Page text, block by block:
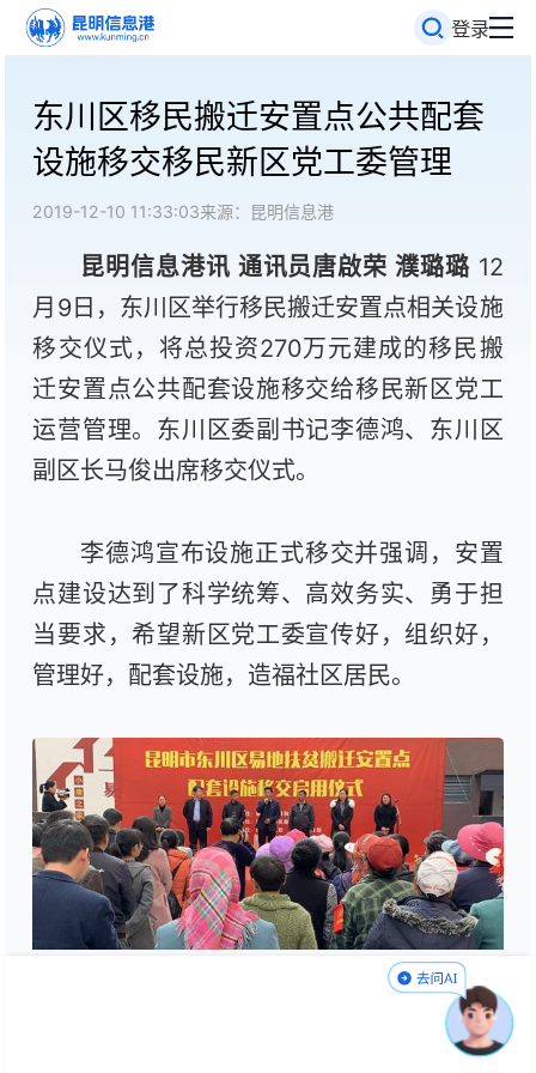
登录
东川区移民搬迁安置点公共配套
设施移交移民新区党工委管理
2019-12-10 11:33:03来源：昆明信息港
昆明信息港讯 通讯员唐啟荣 濮璐璐 12
月9日，东川区举行移民搬迁安置点相关设施
移交仪式，将总投资270万元建成的移民搬
迁安置点公共配套设施移交给移民新区党工
运营管理。东川区委副书记李德鸿、东川区
副区长马俊出席移交仪式。
李德鸿宣布设施正式移交并强调，安置
点建设达到了科学统筹、高效务实、勇于担
当要求，希望新区党工委宣传好，组织好，
管理好，配套设施，造福社区居民。